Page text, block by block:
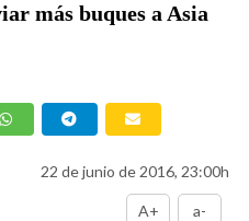
más buques a Asia
22 de junio de 2016, 23:00h
A+ a-